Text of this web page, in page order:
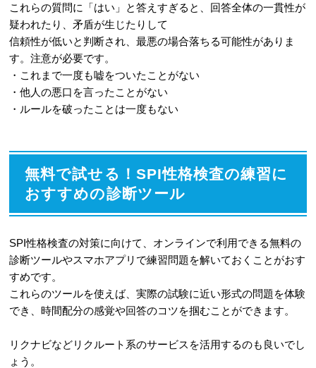
これらの質問に「はい」と答えすぎると、回答全体の一貫性が
疑われたり、矛盾が生じたりして
信頼性が低いと判断され、最悪の場合落ちる可能性がありま
す。注意が必要です。
・これまで一度も嘘をついたことがない
・他人の悪口を言ったことがない
・ルールを破ったことは一度もない
無料で試せる！SPI性格検査の練習に
おすすめの診断ツール
SPI性格検査の対策に向けて、オンラインで利用できる無料の
診断ツールやスマホアプリで練習問題を解いておくことがおす
すめです。
これらのツールを使えば、実際の試験に近い形式の問題を体験
でき、時間配分の感覚や回答のコツを掴むことができます。
リクナビなどリクルート系のサービスを活用するのも良いでし
ょう。